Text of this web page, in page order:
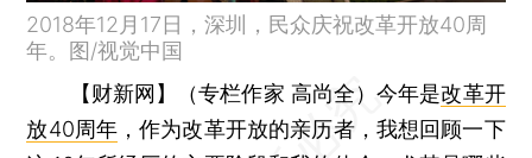
2018年12月17日，深圳，民众庆祝改革开放40周
年。图/视觉中国
【财新网】（专栏作家 高尚全）今年是改革开
放40周年 ，作为改革开放的亲历者，我想回顾一下